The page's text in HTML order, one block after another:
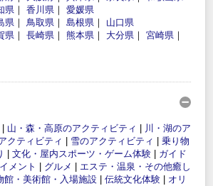
県 ｜ 香川県 ｜ 愛媛県
県 ｜ 鳥取県 ｜ 島根県 ｜ 山口県
県 ｜ 長崎県 ｜ 熊本県 ｜ 大分県 ｜ 宮崎県 ｜
山・森・高原のアクティビティ
川・湖のア
クティビティ 雪のアクティビティ
乗り物
文化・屋内スポーツ・ゲーム体験
ガイド
メント
グルメ
エステ・温泉・その他癒し
館・美術館・入場施設 伝統文化体験
オリ